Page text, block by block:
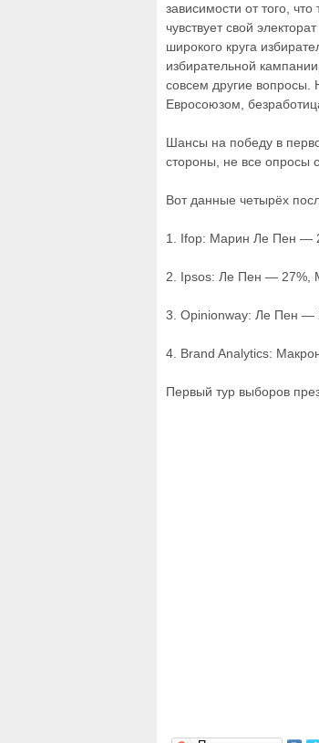
зависимости от того,
чувствует свой
широкого круга
избирательной
совсем другие
Евросоюзом,
Шансы на победу в
стороны, не все опросы
Вот данные четырёх
1. Ifop: Марин Ле Пен —
2. Ipsos: Ле Пен — 27%,
3. Opinionway: Ле Пен
4. Brand Analytics:
Первый тур выборов